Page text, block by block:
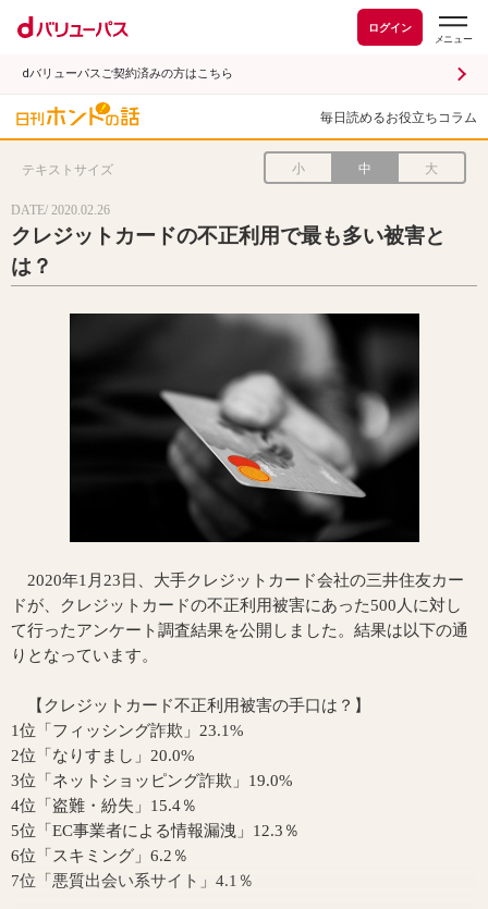
ログイン
dバリューパスご契約済みの方はこちら
毎日読めるお役立ちコラム
テキストサイズ 小 中 大
DATE/ 2020.02.26
クレジットカードの不正利用で最も多い被害と
は？
2020年1月23日、大手クレジットカード会社の三井住友カー
ドが、クレジットカードの不正利用被害にあった500人に対し
て行ったアンケート調査結果を公開しました。結果は以下の通
りとなっています。
【クレジットカード不正利用被害の手口は？】
1位「フィッシング詐欺」23.1%
2位「なりすまし」20.0%
3位「ネットショッピング詐欺」19.0%
4位「盗難・紛失」15.4％
5位「EC事業者による情報漏洩」12.3％
6位「スキミング」6.2％
7位「悪質出会い系サイト」4.1％